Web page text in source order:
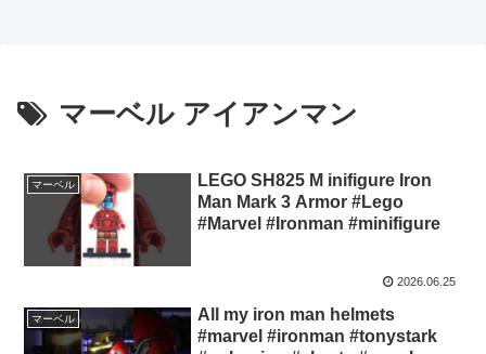
マーベル アイアンマン
マーベル
LEGO SH825 M inifigure Iron
Man Mark 3 Armor #Lego
#Marvel #Ironman #minifigure
2026.06.25
マーベル
All my iron man helmets
#marvel #ironman #tonystark